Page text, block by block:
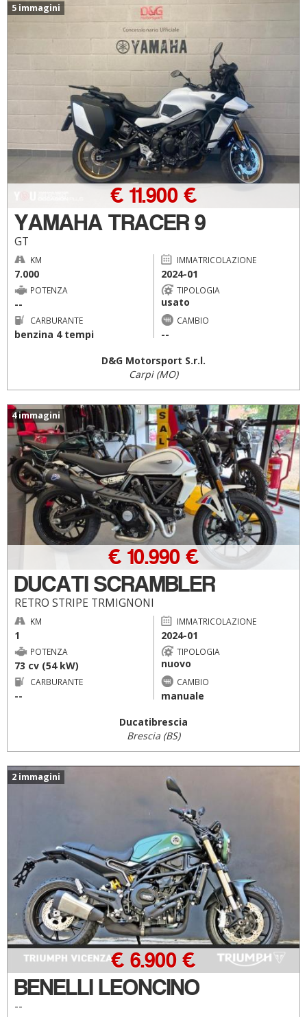
5 immagini
YAMAHA TRACER 9
GT
€ 11.900 €
KM
7.000
IMMATRICOLAZIONE
2024-01
POTENZA
--
TIPOLOGIA
usato
CARBURANTE
benzina 4 tempi
CAMBIO
--
D&G Motorsport S.r.l.
Carpi (MO)
4 immagini
DUCATI SCRAMBLER
RETRO STRIPE TRMIGNONI
€ 10.990 €
KM
1
IMMATRICOLAZIONE
2024-01
POTENZA
73 cv (54 kW)
TIPOLOGIA
nuovo
CARBURANTE
--
CAMBIO
manuale
Ducatibrescia
Brescia (BS)
2 immagini
BENELLI LEONCINO
--
€ 6.900 €